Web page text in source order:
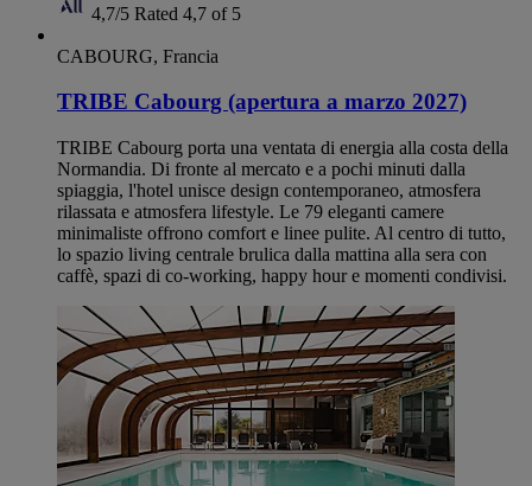
4,7/5 Rated 4,7 of 5
CABOURG, Francia
TRIBE Cabourg (apertura a marzo 2027)
TRIBE Cabourg porta una ventata di energia alla costa della
Normandia. Di fronte al mercato e a pochi minuti dalla
spiaggia, l'hotel unisce design contemporaneo, atmosfera
rilassata e atmosfera lifestyle. Le 79 eleganti camere
minimaliste offrono comfort e linee pulite. Al centro di tutto,
lo spazio living centrale brulica dalla mattina alla sera con
caffè, spazi di co-working, happy hour e momenti condivisi.